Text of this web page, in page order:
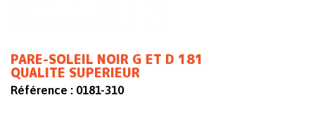
PARE-SOLEIL NOIR G ET D 181
QUALITE SUPERIEUR
Référence : 0181-310